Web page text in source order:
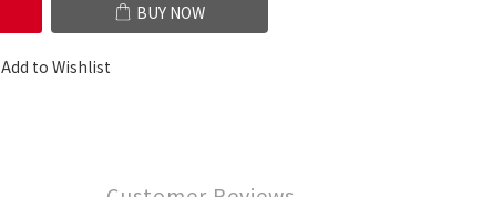
BUY NOW
Add to Wishlist